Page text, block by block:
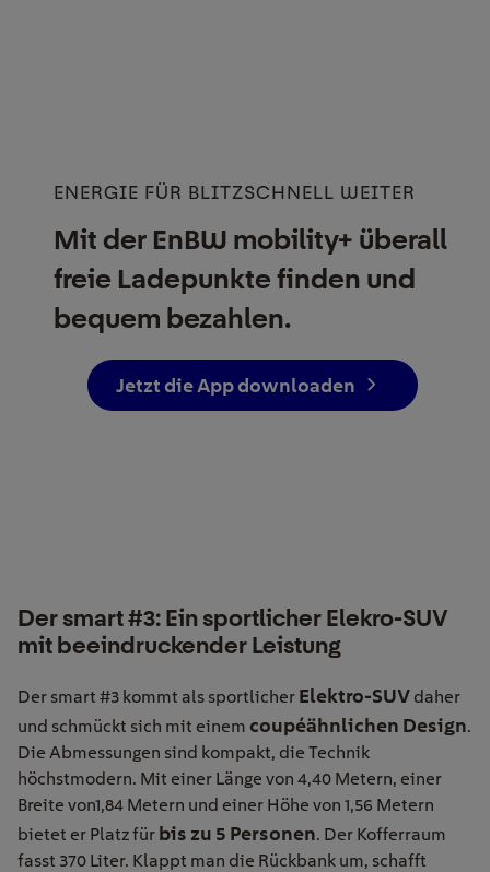
ENERGIE FÜR BLITZSCHNELL WEITER
Mit der EnBW mobility+ überall
freie Ladepunkte finden und
bequem bezahlen.
Jetzt die App downloaden
Der smart #3: Ein sportlicher Elekro-SUV
mit beeindruckender Leistung
Der smart #3 kommt als sportlicher Elektro-SUV daher
und schmückt sich mit einem coupéähnlichen Design.
Die Abmessungen sind kompakt, die Technik
höchstmodern. Mit einer Länge von 4,40 Metern, einer
Breite von1,84 Metern und einer Höhe von 1,56 Metern
bietet er Platz für bis zu 5 Personen. Der Kofferraum
fasst 370 Liter. Klappt man die Rückbank um, schafft